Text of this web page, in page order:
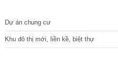
Dự án chung cư
Khu đô thị mới, liền kề, biệt thự